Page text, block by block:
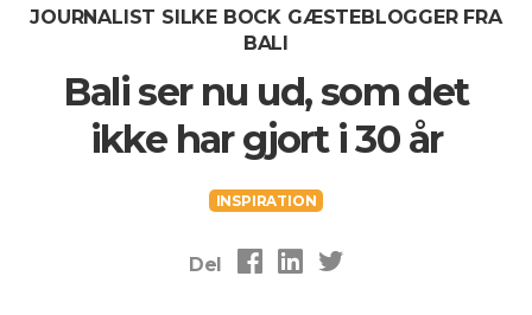
JOURNALIST SILKE BOCK GÆSTEBLOGGER FRA
BALI
Bali ser nu ud, som det
ikke har gjort i 30 år
INSPIRATION
Del